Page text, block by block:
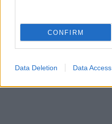
CONFIRM
Data Deletion Data Access